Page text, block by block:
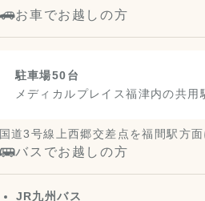
お車でお越しの方
駐車場50台
メディカルプレイス福津内の共用
国道3号線上西郷交差点を福間駅方
バスでお越しの方
JR九州バス